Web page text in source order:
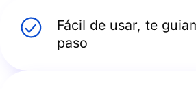
Fácil de usar, te
paso